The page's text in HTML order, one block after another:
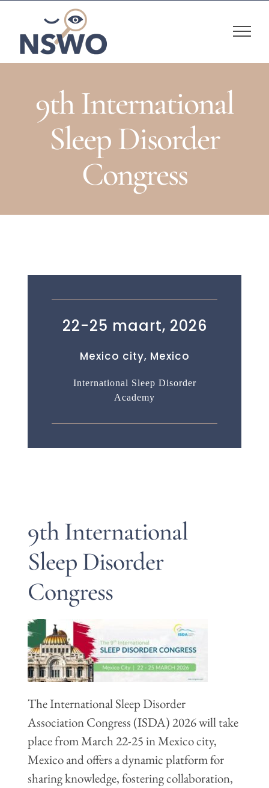
content
9th International
Sleep Disorder
Congress
22-25 maart, 2026
Mexico city, Mexico
International Sleep Disorder
Academy
9th International
Sleep Disorder
Congress
The International Sleep Disorder
Association Congress (ISDA) 2026 will take
place from March 22-25 in Mexico city,
Mexico and offers a dynamic platform for
sharing knowledge, fostering collaboration,